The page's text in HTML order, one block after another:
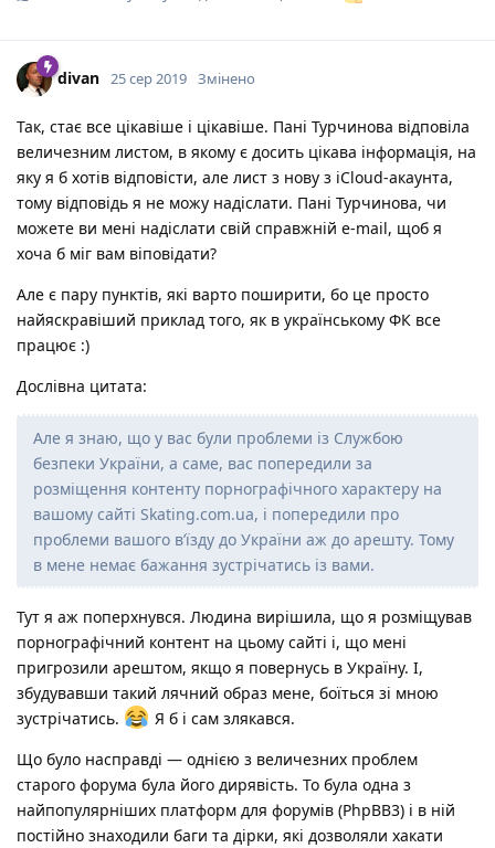
divan 25 сер 2019 Змінено
Так, стає все цікавіше і цікавіше. Пані Турчинова відповіла
величезним листом, в якому є досить цікава інформація, на
яку я б хотів відповісти, але лист з нову з iCloud-акаунта,
тому відповідь я не можу надіслати. Пані Турчинова, чи
можете ви мені надіслати свій справжній e-mail, щоб я
хоча б міг вам віповідати?
Але є пару пунктів, які варто поширити, бо це просто
найяскравіший приклад того, як в українському ФК все
працює :)
Дослівна цитата:
Але я знаю, що у вас були проблеми із Службою
безпеки України, а саме, вас попередили за
розміщення контенту порнографічного характеру на
вашому сайті Skating.com.ua, і попередили про
проблеми вашого в’їзду до України аж до арешту. Тому
в мене немає бажання зустрічатись із вами.
Тут я аж поперхнувся. Людина вирішила, що я розміщував
порнографічний контент на цьому сайті і, що мені
пригрозили арештом, якщо я повернусь в Україну. І,
збудувавши такий лячний образ мене, боїться зі мною
зустрічатись.
Я б і сам злякався.
Що було насправді — однією з величезних проблем
старого форума була його дирявість. То була одна з
найпопулярніших платформ для форумів (PhpBB3) і в ній
постійно знаходили баги та дірки, які дозволяли хакати